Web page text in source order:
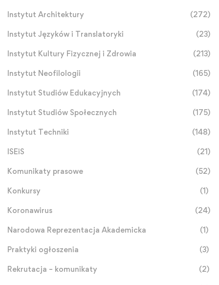
Instytut Architektury (272)
Instytut Języków i Translatoryki (23)
Instytut Kultury Fizycznej i Zdrowia (213)
Instytut Neofilologii (165)
Instytut Studiów Edukacyjnych (174)
Instytut Studiów Społecznych (175)
Instytut Techniki (148)
ISEiS (21)
Komunikaty prasowe (52)
Konkursy (1)
Koronawirus (24)
Narodowa Reprezentacja Akademicka (1)
Praktyki ogłoszenia (3)
Rekrutacja – komunikaty (2)